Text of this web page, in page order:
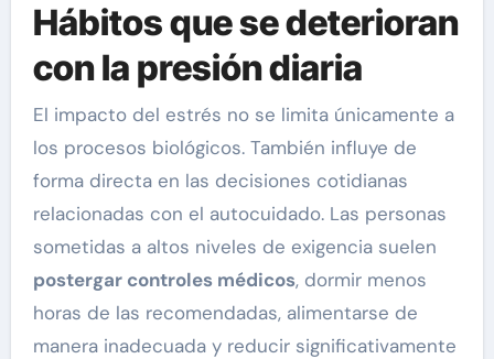
Hábitos que se deterioran
con la presión diaria
El impacto del estrés no se limita únicamente a
los procesos biológicos. También influye de
forma directa en las decisiones cotidianas
relacionadas con el autocuidado. Las personas
sometidas a altos niveles de exigencia suelen
postergar controles médicos, dormir menos
horas de las recomendadas, alimentarse de
manera inadecuada y reducir significativamente